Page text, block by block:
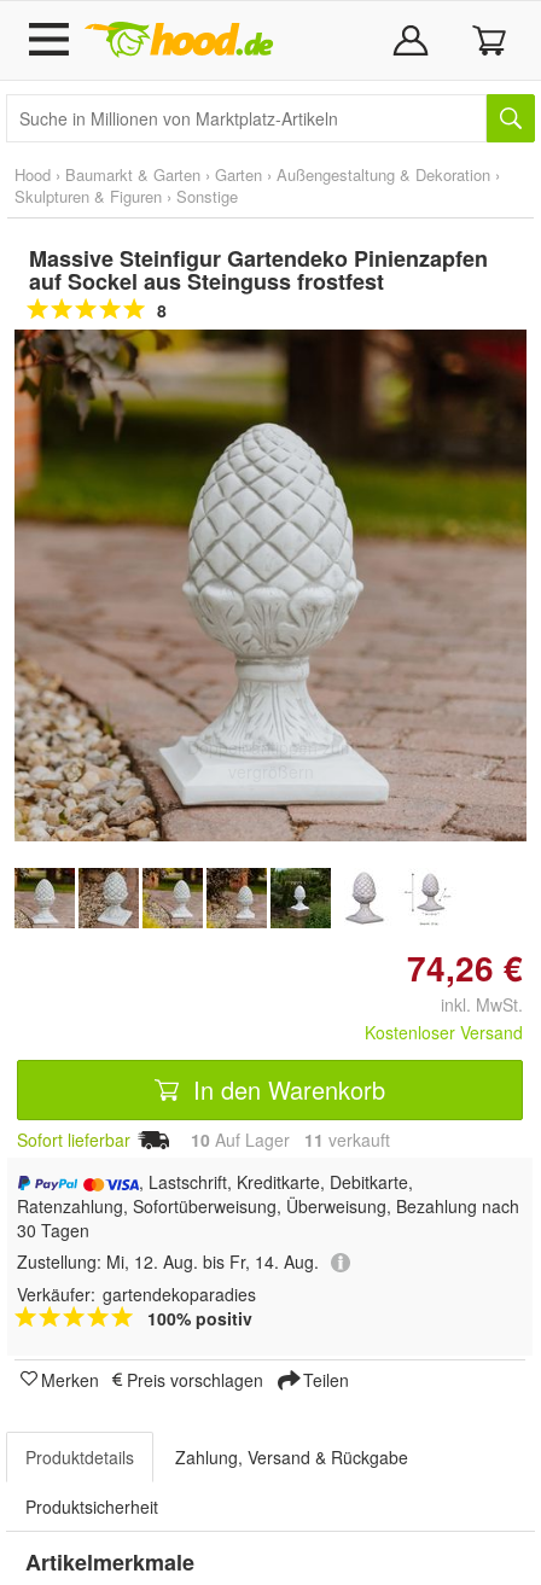
Hood › Baumarkt & Garten › Garten › Außengestaltung & Dekoration ›
Skulpturen & Figuren › Sonstige
Massive Steinfigur Gartendeko Pinienzapfen
auf Sockel aus Steinguss frostfest
8
Doppelt antippen zum
74,26 €
inkl. MwSt.
Kostenloser Versand
In den Warenkorb
Sofort lieferbar 10 Auf Lager 11 verkauft
, Lastschrift, Kreditkarte, Debitkarte,
Ratenzahlung, Sofortüberweisung, Überweisung, Bezahlung nach
30 Tagen
Zustellung: Mi, 12. Aug. bis Fr, 14. Aug.
Verkäufer: gartendekoparadies
100% positiv
Merken Preis vorschlagen Teilen
Produktdetails Zahlung, Versand & Rückgabe
Produktsicherheit
Artikelmerkmale